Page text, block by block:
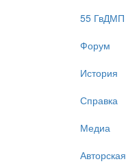
55 ГвДМП
Форум
История
Справка
Медиа
Авторская